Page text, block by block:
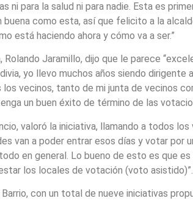
para la salud ni para nadie. Esta es
como esta, así que felicito a la
está haciendo ahora y cómo va a ser.”
Jaramillo, dijo que le parece
yo llevo muchos años siendo
vecinos, tanto de mi junta de vecinos
un buen éxito de término de las
valoró la iniciativa, llamando a todos los
van a poder entrar esos días y votar por
en general. Lo bueno de esto es que
los locales de votación (voto asistido)”.
con un total de nueve iniciativas